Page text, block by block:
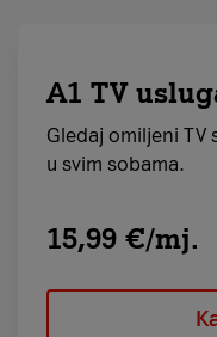
A1 TV
Gledaj omiljeni TV
u svim sobama.
15,99 €/mj.